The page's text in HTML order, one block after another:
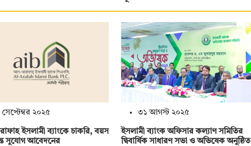
২০২৫
ইসলামী ব্যাংকে চাকরি, বয়স
সুযোগ আবেদনের
৩১ আগস্ট ২০২৫
ইসলামী ব্যাংক অফিসার কল্যাণ সমিতির
দ্বিবার্ষিক সাধারণ সভা ও অভিষেক অনুষ্ঠিত